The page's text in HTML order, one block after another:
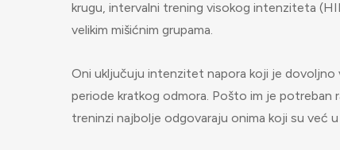
krugu, intervalni trening visokog intenziteta
velikim mišićnim grupama.
Oni uključuju intenzitet napora koji je dovoljno
periode kratkog odmora. Pošto im je potreban
treninzi najbolje odgovaraju onima koji su već